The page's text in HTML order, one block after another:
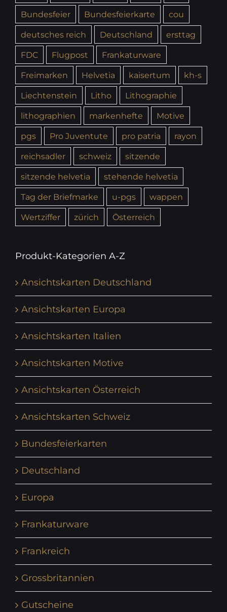
Bundesfeier
Bundesfeierkarte
cou
deutsches reich
Deutschland
ersttag
FDC
Flugpost
Frankaturware
Freimarken
Helvetia kaisertum
kh-s
Liechtenstein
Litho
Lithographie
lithographien
markenhefte
Motive
pgs
Pro Juventute pro patria
rayon
reichsadler
schweiz
sitzende
sitzende helvetia
stehende helvetia
Tag der Briefmarke
u-pgs
wappen
Wertziffer
zürich Österreich
Produkt-Kategorien A-Z
Ansichtskarten Deutschland
Ansichtskarten Europa
Ansichtskarten Italien
Ansichtskarten Motive
Ansichtskarten Österreich
Ansichtskarten Schweiz
Bundesfeierkarten
Deutschland
Europa
Frankaturware
Frankreich
Grossbritannien
Gutscheine